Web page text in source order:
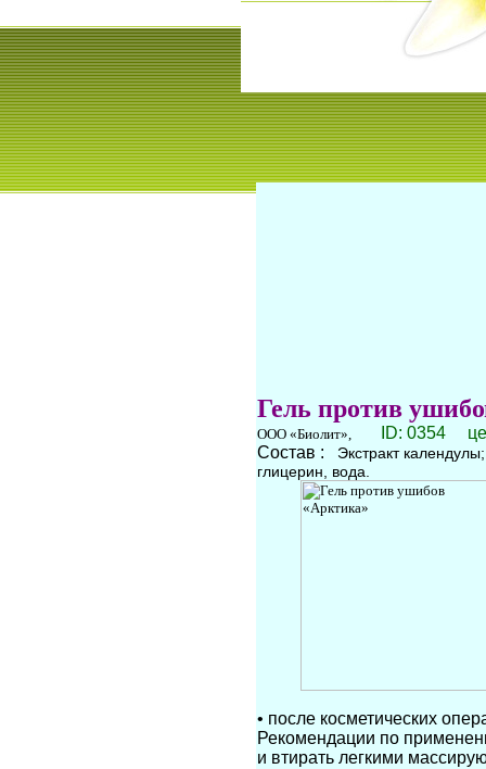
Гель против
ООО «Биолит»,
ID: 0354
Состав :
Экстракт
глицерин, вода.
• после косметических
Рекомендации по
и втирать легкими